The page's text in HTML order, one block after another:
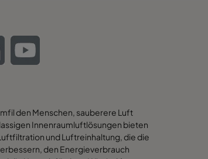
den Menschen, sauberere Luft
Innenraumluftlösungen bieten
und Luftreinhaltung, die die
den Energieverbrauch